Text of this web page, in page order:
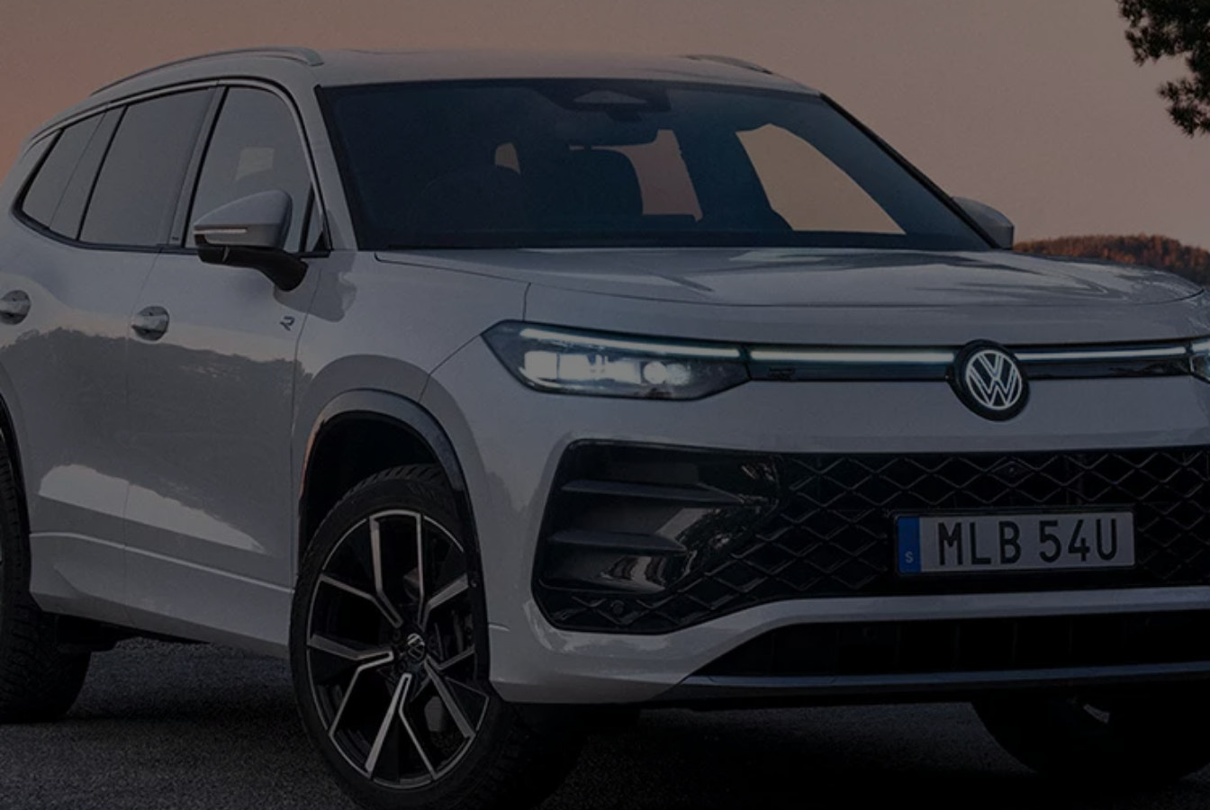
Konceptbilar
Höjd släpvagnsvikt
Våra laddhybrider
Golf GTE
Passat eHybrid
Tiguan eHybrid
Tayron eHybrid
Laddning och räckvidd
FAQ: Laddning och räckvidd
Hur betalar jag för laddning?
Vad kostar det att äga elbil?
Laddning för din elbil
Karta över laddstationer
We Charge
Laddboxen ID. Charger
Vad innebär "räckvidd enligt WLTP?"
Mjukvaruuppdateringar för ID.
Enkelt förklarat – så fungerar din ID.
Vanliga frågor
ID. Drivers Club
Service av elbilar
Företagsleasing
Personalbil
Bonus malus
TCO - Total ägandekostnad
Ordlista
Fleet Interface Data
Millån
Bygg din bil
Erbjudanden
Boka provkörning
Vilken Volkswagen passar dig?
Offertförfrågan
Hitta din återförsäljare